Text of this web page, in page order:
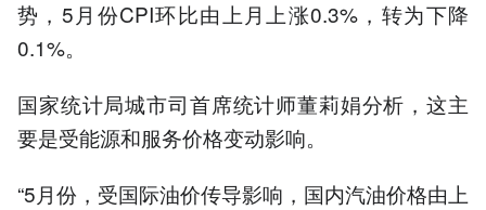
势，5月份CPI环比由上月上涨0.3%，转为下降
0.1%。
国家统计局城市司首席统计师董莉娟分析，这主
要是受能源和服务价格变动影响。
“5月份，受国际油价传导影响，国内汽油价格由上